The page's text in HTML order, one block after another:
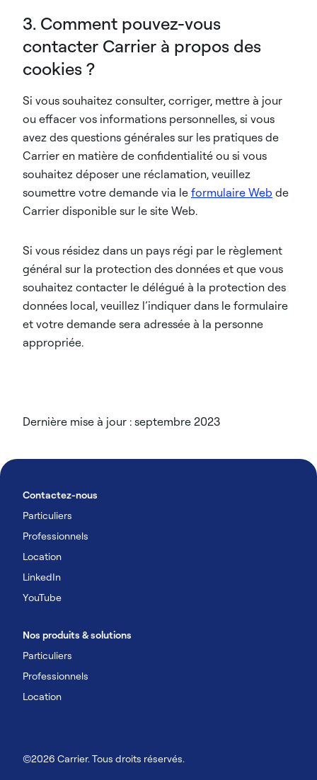
3. Comment pouvez-vous
contacter Carrier à propos des
cookies ?
Si vous souhaitez consulter, corriger, mettre à jour
ou effacer vos informations personnelles, si vous
avez des questions générales sur les pratiques de
Carrier en matière de confidentialité ou si vous
souhaitez déposer une réclamation, veuillez
soumettre votre demande via le formulaire Web de
Carrier disponible sur le site Web.
Si vous résidez dans un pays régi par le règlement
général sur la protection des données et que vous
souhaitez contacter le délégué à la protection des
données local, veuillez l’indiquer dans le formulaire
et votre demande sera adressée à la personne
appropriée.
Dernière mise à jour : septembre 2023
Contactez-nous
Particuliers
Professionnels
Location
LinkedIn
YouTube
Nos produits & solutions
Particuliers
Professionnels
Location
©2026 Carrier. Tous droits réservés.